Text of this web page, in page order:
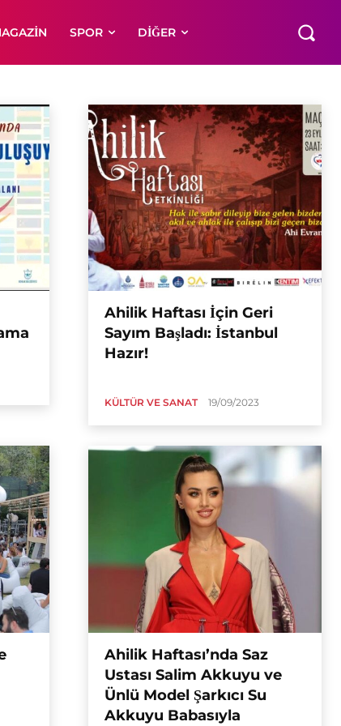
SPOR DIĞER
Ahilik Haftası İçin Geri
Sayım Başladı: İstanbul
Hazır!
KÜLTÜR VE SANAT 19/09/2023
Ahilik Haftası’nda Saz
Ustası Salim Akkuyu ve
Ünlü Model Şarkıcı Su
Akkuyu Babasıyla